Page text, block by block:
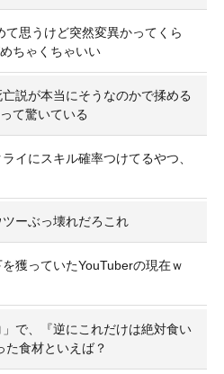
て思うけど突然変異かってくら
ちゃくちゃいい
説が本当にそうなのかで揉める
て驚いている
イにスキル確率つけてるやつ、
ツーぶっ壊れだろこれ
を獲っていたYouTuberの現在ｗ
で、『逆にこれだけは絶対食い
た食材といえば？